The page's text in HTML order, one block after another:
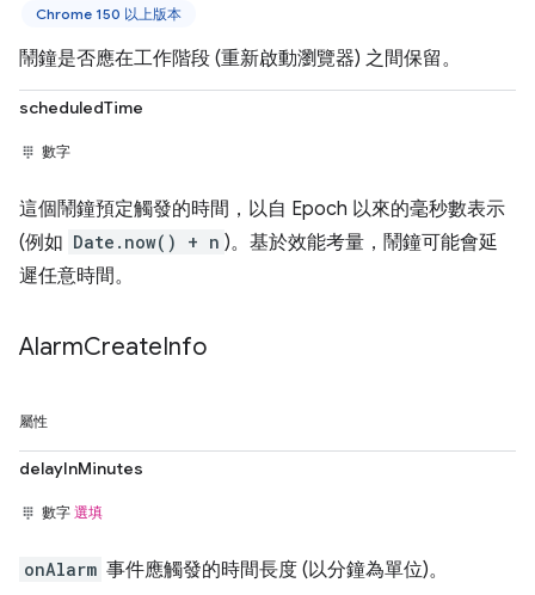
Chrome 150 以上版本
鬧鐘是否應在工作階段 (重新啟動瀏覽器) 之間保留。
scheduledTime
數字
這個鬧鐘預定觸發的時間，以自 Epoch 以來的毫秒數表示
(例如 Date.now() + n )。基於效能考量，鬧鐘可能會延
遲任意時間。
AlarmCreateInfo
屬性
delayInMinutes
數字 選填
onAlarm 事件應觸發的時間長度 (以分鐘為單位)。